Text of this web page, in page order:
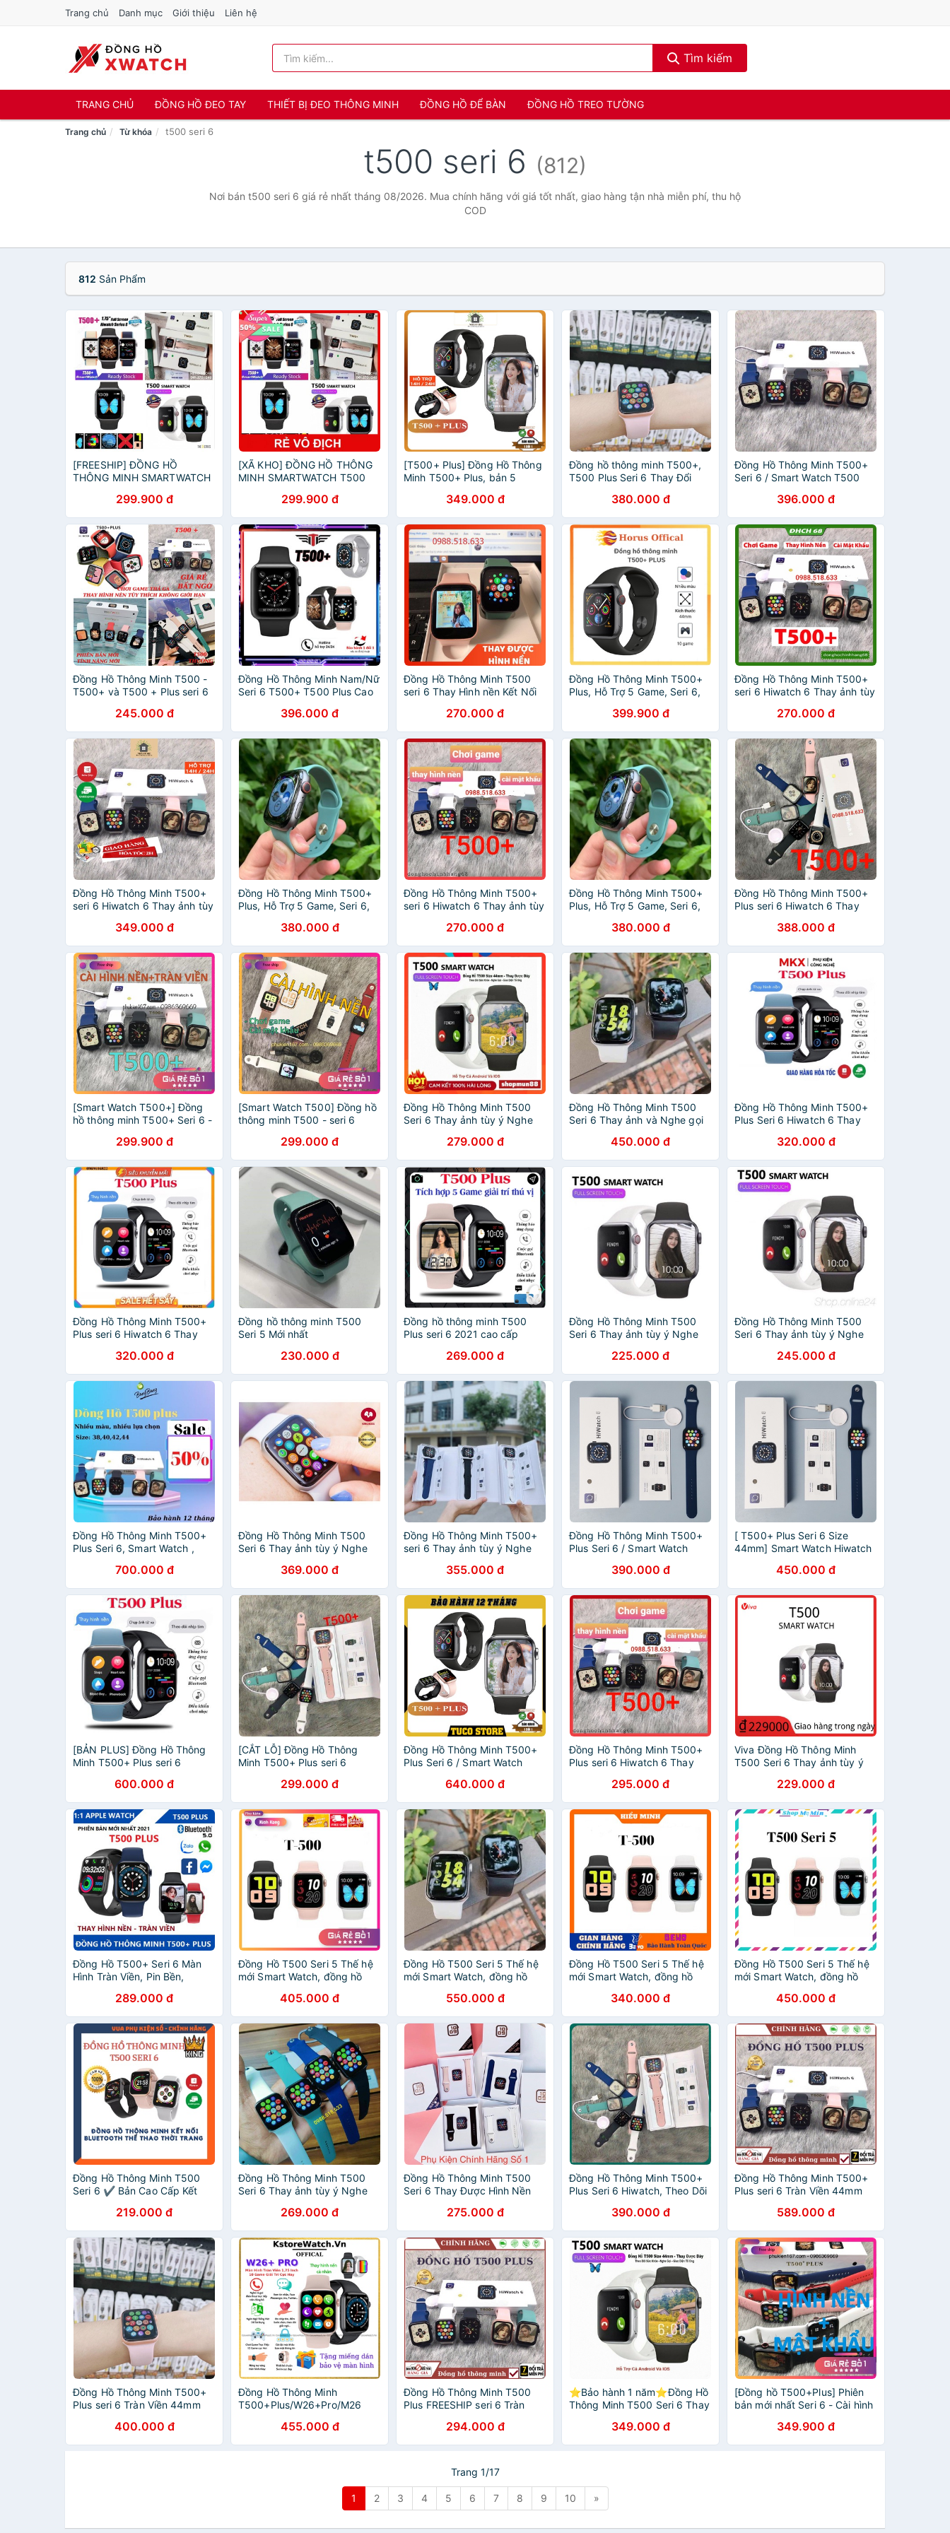
Trang chủ Danh mục Giới thiệu Liên hệ
Tìm kiếm
TRANG CHỦ ĐỒNG HỒ ĐEO TAY THIẾT BỊ ĐEO THÔNG MINH ĐỒNG HỒ ĐỂ BÀN ĐỒNG HỒ TREO TƯỜNG
Trang chủ Từ khóa t500 seri 6
t500 seri 6 (812)
Nơi bán t500 seri 6 giá rẻ nhất tháng 08/2026. Mua chính hãng với giá tốt nhất, giao hàng tận nhà miễn phí, thu hộ
COD
812 Sản Phẩm
[FREESHIP] ĐỒNG HỒ
THÔNG MINH SMARTWATCH
HIWACH 6299.900 đ
[XÃ KHO] ĐỒNG HỒ THÔNG
MINH SMARTWATCH T500
299.900 đ
[T500+ Plus] Đồng Hồ Thông
Minh T500+ Plus, bản 5
Dây, Bảo Hành 6 Tháng
349.000 đ
Đồng hồ thông minh T500+,
T500 Plus Seri 6 Thay Đổi
Thông Báo380.000 đ
Đồng Hồ Thông Minh T500+
Seri 6 / Smart Watch T500
/ Nghe Gọi / Size 42/44mm
Cực Chất
396.000 đ
Đồng Hồ Thông Minh T500 -
T500+ và T500 + Plus seri 6
bluetooth 5.0 44mm Màn
hình1.75 inch
245.000 đ
Đồng Hồ Thông Minh Nam/Nữ
Seri 6 T500+ T500 Plus Cao
Màn Hình Tràn Viền Bảo Hành
6 Tháng
396.000 đ
Đồng Hồ Thông Minh T500
seri 6 Thay Hình nền Kết Nối
270.000 đ
Đồng Hồ Thông Minh T500+
Plus, Hỗ Trợ 5 Game, Seri 6,
Hành 6 Tháng399.900 đ
Đồng Hồ Thông Minh T500+
seri 6 Hiwatch 6 Thay ảnh tùy
5.0 44mm270.000 đ
Đồng Hồ Thông Minh T500+
seri 6 Hiwatch 6 Thay ảnh tùy
5.0 44mm349.000 đ
Đồng Hồ Thông Minh T500+
Plus, Hỗ Trợ 5 Game, Seri 6,
Hành 6 Tháng380.000 đ
Đồng Hồ Thông Minh T500+
seri 6 Hiwatch 6 Thay ảnh tùy
5.0 44mm270.000 đ
Đồng Hồ Thông Minh T500+
Plus, Hỗ Trợ 5 Game, Seri 6,
Hành 6 Tháng380.000 đ
Đồng Hồ Thông Minh T500+
Plus seri 6 Hiwatch 6 Thay
bluetooth 5.0388.000 đ
[Smart Watch T500+] Đồng
hồ thông minh T500+ Seri 6 -
viền - Phiên bản nâng cấp mới
nhất
299.900 đ
[Smart Watch T500] Đồng hồ
thông minh T500 - seri 6
cá nhân - chơi game - cài mật
khẩu
299.000 đ
Đồng Hồ Thông Minh T500
Seri 6 Thay ảnh tùy ý Nghe
279.000 đ
Đồng Hồ Thông Minh T500
Seri 6 Thay ảnh và Nghe gọi
450.000 đ
Đồng Hồ Thông Minh T500+
Plus Seri 6 Hiwatch 6 Thay
bluetooth 5.0 44mm Pin Trâu
320.000 đ
Đồng Hồ Thông Minh T500+
Plus seri 6 Hiwatch 6 Thay
bluetooth 5.0 44mm Pin Trâu
320.000 đ
Đồng hồ thông minh T500
Seri 5 Mới nhất
230.000 đ
Đồng hồ thông minh T500
Plus seri 6 2021 cao cấp
269.000 đ
Đồng Hồ Thông Minh T500
Seri 6 Thay ảnh tùy ý Nghe
225.000 đ
Đồng Hồ Thông Minh T500
Seri 6 Thay ảnh tùy ý Nghe
245.000 đ
Đồng Hồ Thông Minh T500+
Plus Seri 6, Smart Watch ,
5.0, Size 44mm
700.000 đ
Đồng Hồ Thông Minh T500
Seri 6 Thay ảnh tùy ý Nghe
369.000 đ
Đồng Hồ Thông Minh T500+
seri 6 Thay ảnh tùy ý Nghe
355.000 đ
Đồng Hồ Thông Minh T500+
Plus Seri 6 / Smart Watch
Gọi Kết Nối Bluetooth 5.0 /
Size 44mm
390.000 đ
[ T500+ Plus Seri 6 Size
44mm] Smart Watch Hiwatch
Minh ghe Gọi Kết Nối
Bluetooth 5.0
450.000 đ
[BẢN PLUS] Đồng Hồ Thông
Minh T500+ Plus seri 6
kết nối bluetooth 5.0 44mm
Pin Trâu
600.000 đ
[CẮT LỖ] Đồng Hồ Thông
Minh T500+ Plus seri 6
Nghe gọi kết nối bluetooth
5.0 44mm
299.000 đ
Đồng Hồ Thông Minh T500+
Plus Seri 6 / Smart Watch
Gọi Kết Nối Bluetooth 5.0 BH
12 Tháng
640.000 đ
Đồng Hồ Thông Minh T500+
Plus seri 6 Hiwatch 6 Thay
bluetooth 5.0 44mm Cực
Chất
295.000 đ
Viva Đồng Hồ Thông Minh
T500 Seri 6 Thay ảnh tùy ý
5.0 44mm229.000 đ
Đồng Hồ T500+ Seri 6 Màn
Hình Tràn Viền, Pin Bền,
CẤP NHẤT 2021
289.000 đ
Đồng Hồ T500 Seri 5 Thế hệ
mới Smart Watch, đồng hồ
405.000 đ
Đồng Hồ T500 Seri 5 Thế hệ
mới Smart Watch, đồng hồ
550.000 đ
Đồng Hồ T500 Seri 5 Thế hệ
mới Smart Watch, đồng hồ
340.000 đ
Đồng Hồ T500 Seri 5 Thế hệ
mới Smart Watch, đồng hồ
450.000 đ
Đồng Hồ Thông Minh T500
Seri 6 ✔ Bản Cao Cấp Kết
Trang Nhiều Màu
219.000 đ
Đồng Hồ Thông Minh T500
Seri 6 Thay ảnh tùy ý Nghe
44mm Hàng Chuẩn
269.000 đ
Đồng Hồ Thông Minh T500
Seri 6 Thay Được Hình Nền
Nghe Gọi, Kết nối Bluetooth
275.000 đ
Đồng Hồ Thông Minh T500+
Plus Seri 6 Hiwatch, Theo Dõi
Game, Phiên Bản Cao Cấp
390.000 đ
Đồng Hồ Thông Minh T500+
Plus seri 6 Tràn Viền 44mm
5.0 44mm , bảo hành 1 n
589.000 đ
Đồng Hồ Thông Minh T500+
Plus seri 6 Tràn Viền 44mm
5.0 44mm , bảo hành 1 n
400.000 đ
Đồng Hồ Thông Minh
T500+Plus/W26+Pro/M26
Hình Nền Thay Dây Nghe Gọi
Bluetooth
455.000 đ
Đồng Hồ Thông Minh T500
Plus FREESHIP seri 6 Tràn
gọi Bluetooth 5.0 - bảo hành
12 tháng
294.000 đ
⭐Bảo hành 1 năm⭐️Đồng Hồ
Thông Minh T500 Seri 6 Thay
bluetooth 5.0349.000 đ
[Đồng hồ T500+Plus] Phiên
bản mới nhất Seri 6 - Cài hình
Chơi được game - Cài mật
khẩu
349.900 đ
Trang 1/17
1 2 3 4 5 6 7 8 9 10 »